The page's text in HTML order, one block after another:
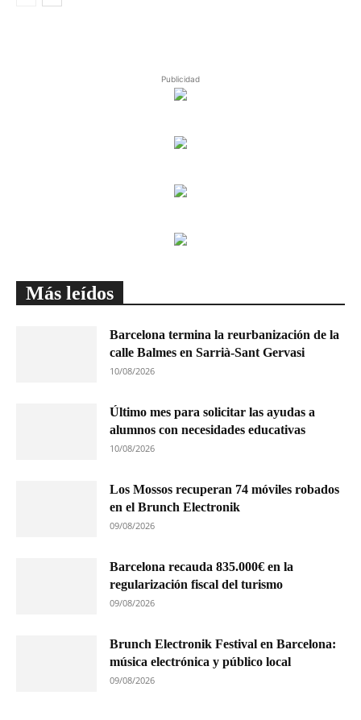
Publicidad
Más leídos
Barcelona termina la reurbanización de la
calle Balmes en Sarrià-Sant Gervasi
10/08/2026
Último mes para solicitar las ayudas a
alumnos con necesidades educativas
10/08/2026
Los Mossos recuperan 74 móviles robados
en el Brunch Electronik
09/08/2026
Barcelona recauda 835.000€ en la
regularización fiscal del turismo
09/08/2026
Brunch Electronik Festival en Barcelona:
música electrónica y público local
09/08/2026